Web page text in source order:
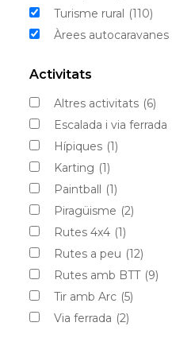
Turisme rural (110)
Àrees autocaravanes
Activitats
Altres activitats (6)
Escalada i via ferrada
Hípiques (1)
Karting (1)
Paintball (1)
Piragüisme (2)
Rutes 4x4 (1)
Rutes a peu (12)
Rutes amb BTT (9)
Tir amb Arc (5)
Via ferrada (2)